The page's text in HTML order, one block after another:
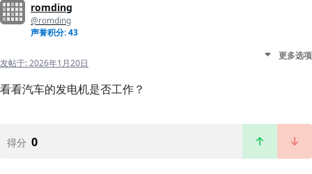
romding
@romding
声誉积分: 43
发帖于:2026年1月20日
更多选项
看看汽车的发电机是否工作？
得分 0